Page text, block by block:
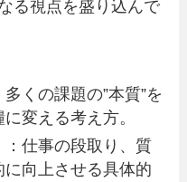
る視点を盛り込んで
多くの課題の”本質”を
変える考え方。
：仕事の段取り、質
向上させる具体的